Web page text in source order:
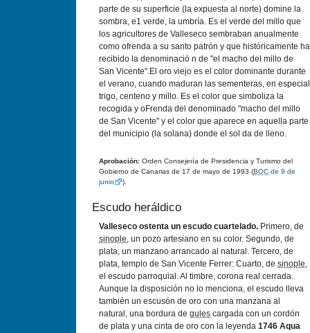
parte de su superficie (la expuesta al norte) domine la
sombra, e1 verde, la umbría. Es el verde del millo que
los agricultores de Valleseco sembraban anualmente
como ofrenda a su santo patrón y que históricamente ha
recibido la denominació n de "el macho del millo de
San Vicente".El oro viejo es el color dominante durante
el verano, cuando maduran las sementeras, en especial
trigo, centeno y millo. Es el color que simboliza la
recogida y oFrenda del denominado "macho del millo
de San Vicente" y el color que aparece en aquella parte
del municipio (la solana) donde el sol da de lleno.
Aprobación: Orden Consejerí­a de Presidencia y Turismo del
Gobierno de Canarias de 17 de mayo de 1993 (BOC de 9 de
junio
).
Escudo heráldico
Valleseco ostenta un escudo cuartelado. Primero, de
sinople, un pozo artesiano en su color. Segundo, de
plata, un manzano arrancado al natural. Tercero, de
plata, templo de San Vicente Ferrer: Cuarto, de sinople,
el escudo parroquial. Al timbre, corona real cerrada.
Aunque la disposición no lo menciona, el escudo lleva
también un escusón de oro con una manzana al
natural, una bordura de gules cargada con un cordón
de plata y una cinta de oro con la leyenda 1746 Aqua